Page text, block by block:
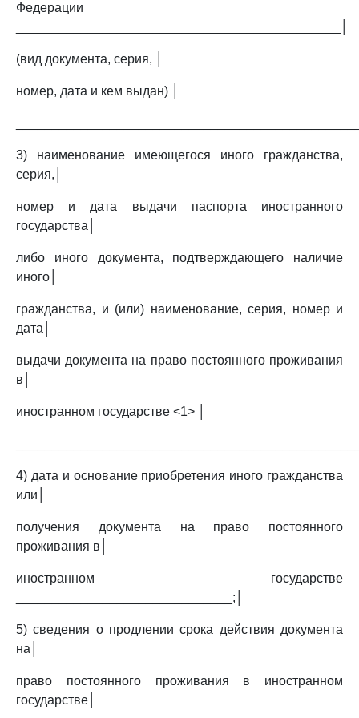
Федерации
(вид документа, серия, │
номер, дата и кем выдан) │
3) наименование имеющегося иного гражданства,
серия,│
номер и дата выдачи паспорта иностранного
государства│
либо иного документа, подтверждающего наличие
иного│
гражданства, и (или) наименование, серия, номер и
дата│
выдачи документа на право постоянного проживания
в│
иностранном государстве <1> │
4) дата и основание приобретения иного гражданства
или│
получения документа на право постоянного
проживания в│
иностранном государстве
______________________________;│
5) сведения о продлении срока действия документа
на│
право постоянного проживания в иностранном
государстве│